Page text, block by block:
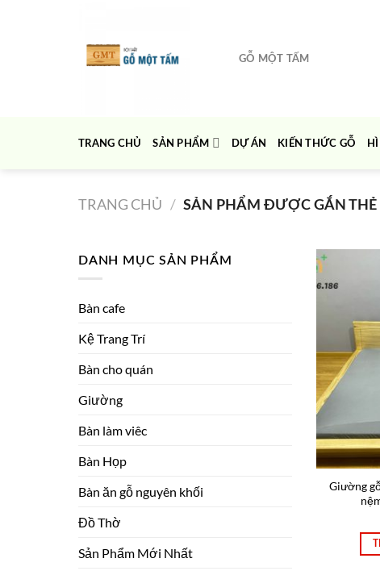
GỖ MỘT TẤM
TRANG CHỦ SẢN PHẨM DỰ ÁN KIẾN THỨC GỖ
TRANG CHỦ / SẢN PHẨM ĐƯỢC GẮN THẺ
DANH MỤC SẢN PHẨM
Bàn cafe
Kệ Trang Trí
Bàn cho quán
Giường
Bàn làm viêc
Bàn Họp
Bàn ăn gỗ nguyên khối
Đồ Thờ
Sản Phẩm Mới Nhất
Giường